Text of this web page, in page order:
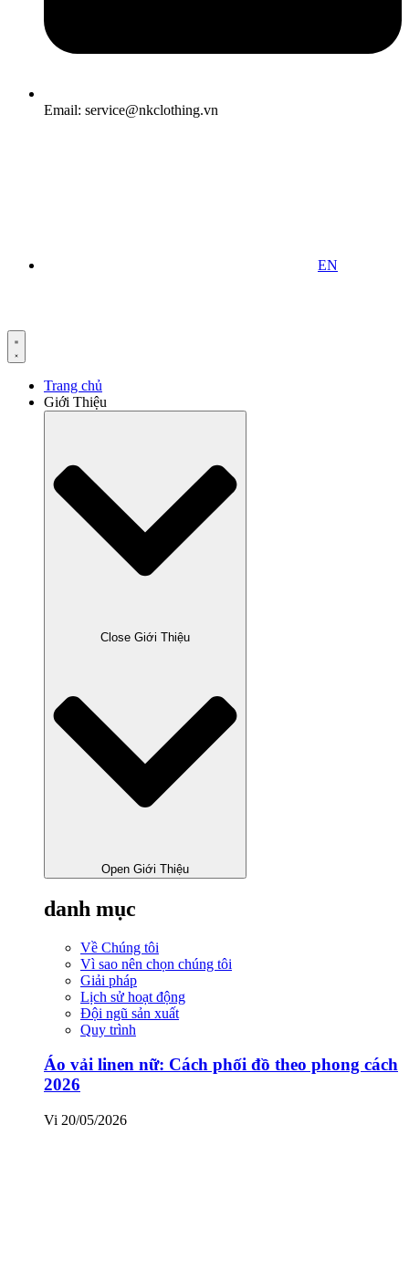
Email: service@nkclothing.vn
EN
Trang chủ
Giới Thiệu
Close Giới Thiệu
Open Giới Thiệu
danh mục
Về Chúng tôi
Vì sao nên chọn chúng tôi
Giải pháp
Lịch sử hoạt động
Đội ngũ sản xuất
Quy trình
Áo vải linen nữ: Cách phối đồ theo phong cách
2026
Vi 20/05/2026